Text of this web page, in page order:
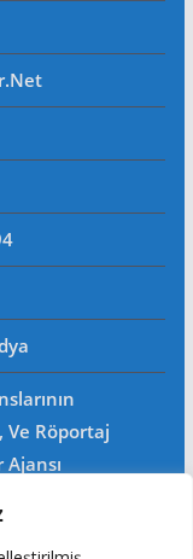
Ve Röportaj
Işleri Ile